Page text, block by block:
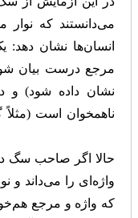
می‌دانستند که نوار
انسان‌ها نشان دهد:
مرجع درست بیان
نشان داده شود)‌ و
ناهمخوان است (مثلاً
حالا اگر صاحب سگ
واژه‌ای را می‌داند و
که واژه و مرجع